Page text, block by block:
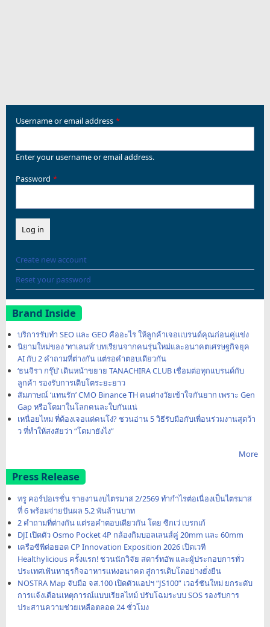
Username or email address
Enter your username or email address.
Password
Create new account
Reset your password
Brand Inside
บริการรับทำ SEO และ GEO คืออะไร ให้ลูกค้าเจอแบรนด์คุณก่อนคู่แข่ง
นิยามใหม่ของ ‘ทาเลนท์’ บทเรียนจากคนรุ่นใหม่และอนาคตเศรษฐกิจยุค
AI กับ 2 คำถามที่ต่างกัน แต่รอคำตอบเดียวกัน
‘ธนจิรา กรุ๊ป’ เดินหน้าขยาย TANACHIRA CLUB เชื่อมต่อทุกแบรนด์กับ
ลูกค้า รองรับการเติบโตระยะยาว
สัมภาษณ์ ‘แทนรัก’ CMO Binance TH คนต่างวัยเข้าใจกันยาก เพราะ Gen
Gap หรือโตมาในโลกคนละใบกันแน่
เหนื่อยไหม ที่ต้องเจอแต่คนโง่? ชวนอ่าน 5 วิธีรับมือกับเพื่อนร่วมงานสุดว้า
ว ที่ทำให้สงสัยว่า “โตมายังไง”
More
Press Release
ทรู คอร์ปอเรชั่น รายงานงบไตรมาส 2/2569 ทำกำไรต่อเนื่องเป็นไตรมาส
ที่ 6 พร้อมจ่ายปันผล 5.2 พันล้านบาท
2 คำถามที่ต่างกัน แต่รอคำตอบเดียวกัน โดย ซิกเว่ เบรกเก้
DJI เปิดตัว Osmo Pocket 4P กล้องกิมบอลเลนส์คู่ 20mm และ 60mm
เครือซีพีต่อยอด CP Innovation Exposition 2026 เปิดเวที
Healthylicious ครั้งแรก! ชวนนักวิจัย สตาร์ทอัพ และผู้ประกอบการทั่ว
ประเทศเฟ้นหาธุรกิจอาหารแห่งอนาคต สู่การเติบโตอย่างยั่งยืน
NOSTRA Map จับมือ จส.100 เปิดตัวแอปฯ “JS100” เวอร์ชันใหม่ ยกระดับ
การแจ้งเตือนเหตุการณ์แบบเรียลไทม์ ปรับโฉมระบบ SOS รองรับการ
ประสานความช่วยเหลือตลอด 24 ชั่วโมง